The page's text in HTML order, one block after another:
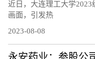
近日，大连理工大学
画面，引发热
2023-08-08